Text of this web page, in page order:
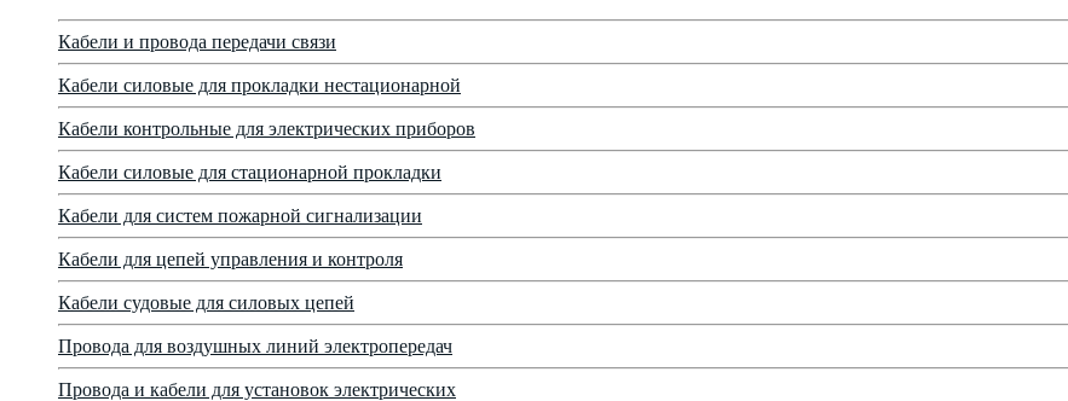
Кабели и провода передачи связи
Кабели силовые для прокладки нестационарной
Кабели контрольные для электрических приборов
Кабели силовые для стационарной прокладки
Кабели для систем пожарной сигнализации
Кабели для цепей управления и контроля
Кабели судовые для силовых цепей
Провода для воздушных линий электропередач
Провода и кабели для установок электрических